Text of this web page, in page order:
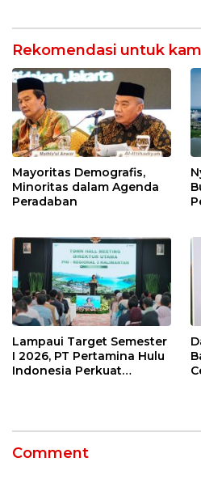
Rekomendasi untuk
Mayoritas Demografis,
Minoritas dalam Agenda
Peradaban
Lampaui Target Semester
I 2026, PT Pertamina Hulu
Indonesia Perkuat
Comment